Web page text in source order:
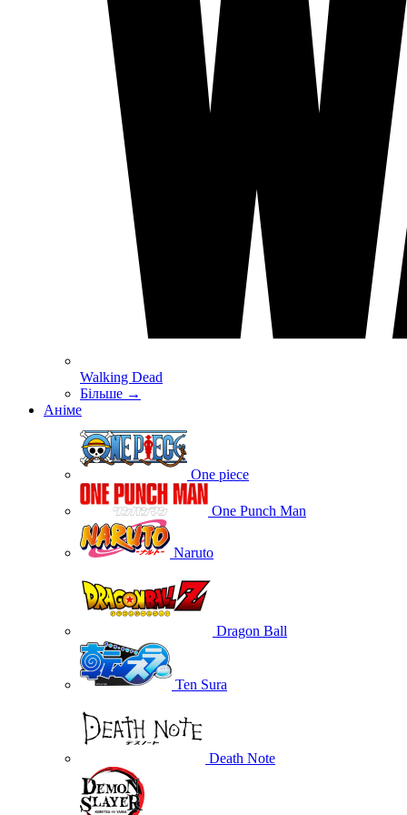
Walking Dead
Більше →
Аніме
One piece
One Punch Man
Naruto
Dragon Ball
Ten Sura
Death Note